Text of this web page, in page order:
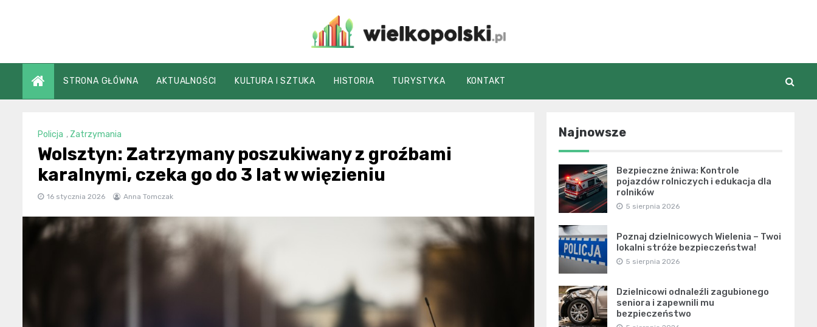
wielkopolski.pl
STRONA GŁÓWNA AKTUALNOŚCI KULTURA I SZTUKA HISTORIA TURYSTYKA KONTAKT
Policja , Zatrzymania
Wolsztyn: Zatrzymany poszukiwany z groźbami
karalnymi, czeka go do 3 lat w więzieniu
16 stycznia 2026 Anna Tomczak
Najnowsze
Bezpieczne żniwa: Kontrole
pojazdów rolniczych i edukacja dla
rolników
5 sierpnia 2026
Poznaj dzielnicowych Wielenia – Twoi
lokalni stróże bezpieczeństwa!
5 sierpnia 2026
Dzielnicowi odnaleźli zagubionego
seniora i zapewnili mu
bezpieczeństwo